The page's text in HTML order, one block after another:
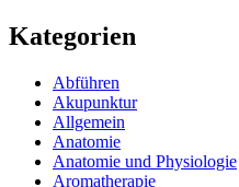
Kategorien
Abführen
Akupunktur
Allgemein
Anatomie
Anatomie und Physiologie
Aromatherapie